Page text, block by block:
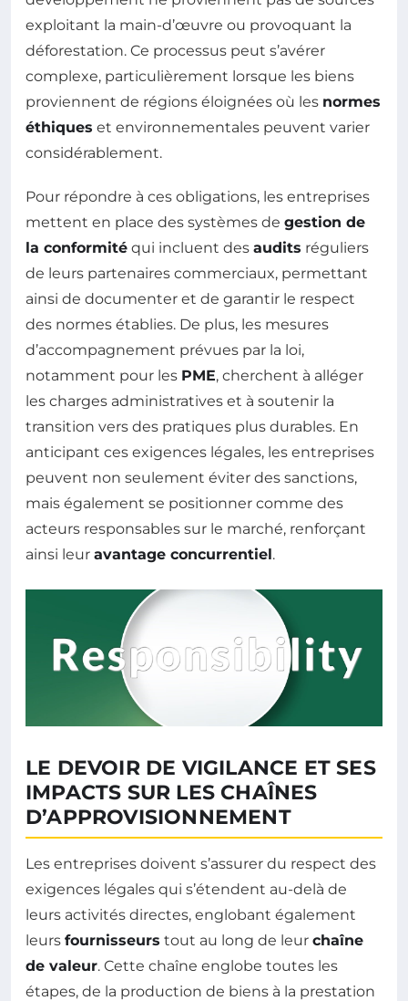
exploitant la main-d’œuvre ou provoquant la
déforestation. Ce processus peut s’avérer
complexe, particulièrement lorsque les biens
proviennent de régions éloignées où les normes
éthiques et environnementales peuvent varier
considérablement.
Pour répondre à ces obligations, les entreprises
mettent en place des systèmes de gestion de
la conformité qui incluent des audits réguliers
de leurs partenaires commerciaux, permettant
ainsi de documenter et de garantir le respect
des normes établies. De plus, les mesures
d’accompagnement prévues par la loi,
notamment pour les PME, cherchent à alléger
les charges administratives et à soutenir la
transition vers des pratiques plus durables. En
anticipant ces exigences légales, les entreprises
peuvent non seulement éviter des sanctions,
mais également se positionner comme des
acteurs responsables sur le marché, renforçant
ainsi leur avantage concurrentiel.
LE DEVOIR DE VIGILANCE ET SES
IMPACTS SUR LES CHAÎNES
D’APPROVISIONNEMENT
Les entreprises doivent s’assurer du respect des
exigences légales qui s’étendent au-delà de
leurs activités directes, englobant également
leurs fournisseurs tout au long de leur chaîne
de valeur. Cette chaîne englobe toutes les
étapes, de la production de biens à la prestation